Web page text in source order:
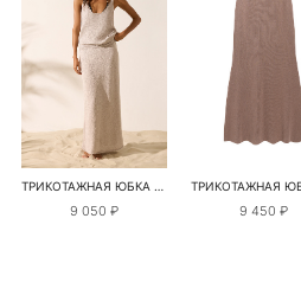
ТРИКОТАЖНАЯ ЮБКА ИЗ ХЛОПКА С ПАЙЕТКАМИ
9 050 ₽ 9 450 ₽